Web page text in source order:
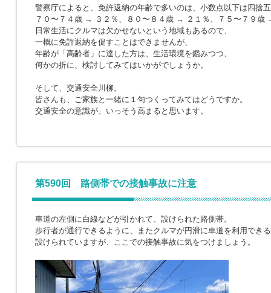
警察庁によると、免許返納の年齢で多いのは、小数点以下は四捨
７０〜７４歳 → ３２％、８０〜８４歳 → ２１％、７５〜７９歳
日常生活にクルマは欠かせないという地域もあるので、
一概に免許返納を促すことはできませんが、
年齢が「高齢者」に達した方は、生活環境を鑑みつつ、
何かの折に、検討してみてはいかがでしょうか。
そして、交通安全川柳。
皆さんも、ご家族と一緒に１句つくってみてはどうですか。
交通安全の意識が、いっそう高まると思います。
第590回 路側帯での接触事故に注意
車道の左側に白線などが引かれて、設けられた路側帯。
歩行者が通行できるように、またクルマが円滑に車道を利用でき
設けられていますが、ここでの接触事故に気をつけましょう。